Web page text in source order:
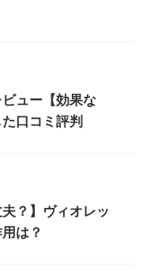
ュー【効果な
口コミ評判
夫？】ヴィオレッ
は？